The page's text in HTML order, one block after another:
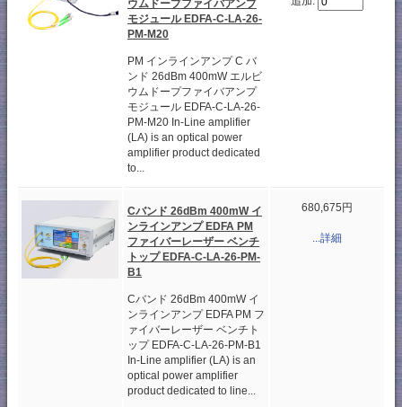
ウムドープファイバアンプ
モジュール EDFA-C-LA-26-
PM-M20
PM インラインアンプ C バ
ンド 26dBm 400mW エルビ
ウムドープファイバアンプ
モジュール EDFA-C-LA-26-
PM-M20 In-Line amplifier
(LA) is an optical power
amplifier product dedicated
to...
Cバンド 26dBm 400mW イ
ンラインアンプ EDFA PM
ファイバーレーザー ベンチ
トップ EDFA-C-LA-26-PM-
B1
Cバンド 26dBm 400mW イ
ンラインアンプ EDFA PM フ
ァイバーレーザー ベンチト
ップ EDFA-C-LA-26-PM-B1
In-Line amplifier (LA) is an
optical power amplifier
product dedicated to line...
680,675円
...詳細